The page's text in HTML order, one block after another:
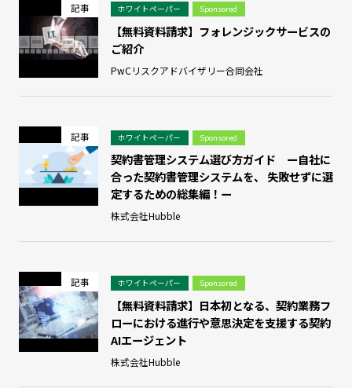
記事 ホワイトペーパー Sponsored
【無料資料請求】フォレンジックサービスの
ご紹介
PwCリスクアドバイザリー合同会社
記事 ホワイトペーパー Sponsored
契約書管理システム選び⽅ガイド ー自社に
合った契約書管理システムを、 失敗せずに選
定するための総集編！ー
株式会社Hubble
記事 ホワイトペーパー Sponsored
【無料資料請求】日本初となる、契約業務フ
ローにおける進行や意思決定を支援する契約
AIエージェント
株式会社Hubble